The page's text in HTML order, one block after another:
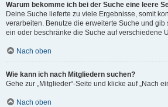
Warum bekomme ich bei der Suche eine leere
Deine Suche lieferte zu viele Ergebnisse, somit
verarbeiten. Benutze die erweiterte Suche und gib
ein oder beschränke die Suche auf verschiedene
Nach oben
Wie kann ich nach Mitgliedern suchen?
Gehe zur „Mitglieder“-Seite und klicke auf „Nach
Nach oben